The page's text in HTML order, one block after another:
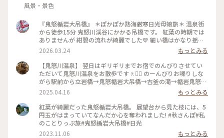
風景・景色
『鬼怒楯岩大吊橋』 ＊ぽかぽか熱海厳寒日光母娘旅＊ 温泉街
から徒歩15分 鬼怒川渓谷にかかる吊橋です。 紅葉の時期では
ありませんが 紺碧の流れが綺麗でした💙 細い橋はかなり揺れ
ます🤣 渓谷を吹く風が強くて 凍える寒さでした🥶 宇都宮と違
いやはり日光へ来ると 寒さ厳しかったです💦 ・ ・ #ちいさな
列車旅 #ぽかぽか熱海厳寒日光母娘旅 #母娘旅 #ことりっぷ日
光 #ことりっぷ栃木 #ドライブ #日光ドライブ #鬼怒楯岩大吊
橋 #吊橋 #橋 #鬼怒川温泉 #鬼怒川 #日光 #日光市 #栃木県 #栃
2026.03.24
もっとみる
【鬼怒川温泉】 翌日はギリギリまでお宿でのんびりさせてい
ただいて鬼怒川温泉をお散歩です🚶🚶‍♂️ のーんびりお喋りしな
がら駅前から立岩橋→鬼怒楯岩大吊橋→古釜の滝→楯岩鬼怒姫
神社→鬼怒川駅前広場の足湯 鬼怒太の湯と温泉街を小さくく
るっとしてきました👣 私たち以外にもちらほらお散歩をする
人たちもいて みなさんのんびりとした時間を楽しまれていま
した🥰 スポットは奇跡的に青空がのぞいた一枚が撮れた📸鬼
怒楯大岩吊橋にしてあります📍 （2025.3.30） #温泉 #温泉街
#鬼 #吊橋 #滝 #お散歩 #鬼怒川温泉 #鬼怒川 #雪の日光鬼怒川
2025.04.16
もっとみる
紅葉が綺麗だった鬼怒楯岩大吊橋。 展望台から見た枝には、5
円玉がはまっていてなんだか心を奪われました! #秋さんぽ#私
のことりっぷ旅#鬼怒楯岩大吊橋#日光
2023.11.06
もっとみる